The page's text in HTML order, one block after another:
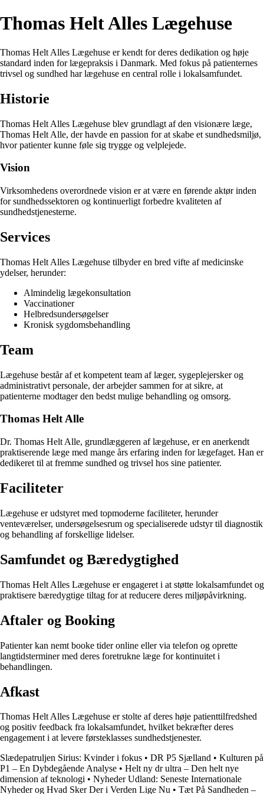
Thomas Helt Alles Lægehuse
Thomas Helt Alles Lægehuse er kendt for deres dedikation og høje
standard inden for lægepraksis i Danmark. Med fokus på patienternes
trivsel og sundhed har lægehuse en central rolle i lokalsamfundet.
Historie
Thomas Helt Alles Lægehuse blev grundlagt af den visionære læge,
Thomas Helt Alle, der havde en passion for at skabe et sundhedsmiljø,
hvor patienter kunne føle sig trygge og velplejede.
Vision
Virksomhedens overordnede vision er at være en førende aktør inden
for sundhedssektoren og kontinuerligt forbedre kvaliteten af ​​
sundhedstjenesterne.
Services
Thomas Helt Alles Lægehuse tilbyder en bred vifte af medicinske
ydelser, herunder:
Almindelig lægekonsultation
Vaccinationer
Helbredsundersøgelser
Kronisk sygdomsbehandling
Team
Lægehuse består af et kompetent team af læger, sygeplejersker og
administrativt personale, der arbejder sammen for at sikre, at
patienterne modtager den bedst mulige behandling og omsorg.
Thomas Helt Alle
Dr. Thomas Helt Alle, grundlæggeren af lægehuse, er en anerkendt
praktiserende læge med mange års erfaring inden for lægefaget. Han er
dedikeret til at fremme sundhed og trivsel hos sine patienter.
Faciliteter
Lægehuse er udstyret med topmoderne faciliteter, herunder
venteværelser, undersøgelsesrum og specialiserede udstyr til diagnostik
og behandling af forskellige lidelser.
Samfundet og Bæredygtighed
Thomas Helt Alles Lægehuse er engageret i at støtte lokalsamfundet og
praktisere bæredygtige tiltag for at reducere deres miljøpåvirkning.
Aftaler og Booking
Patienter kan nemt booke tider online eller via telefon og oprette
langtidsterminer med deres foretrukne læge for kontinuitet i
behandlingen.
Afkast
Thomas Helt Alles Lægehuse er stolte af deres høje patienttilfredshed
og positiv feedback fra lokalsamfundet, hvilket bekræfter deres
engagement i at levere førsteklasses sundhedstjenester.
Slædepatruljen Sirius: Kvinder i fokus • DR P5 Sjælland • Kulturen på
P1 – En Dybdegående Analyse • Helt ny dr ultra – Den helt nye
dimension af teknologi • Nyheder Udland: Seneste Internationale
Nyheder og Hvad Sker Der i Verden Lige Nu • Tæt På Sandheden –